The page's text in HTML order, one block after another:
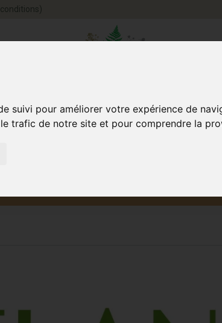
suivi pour améliorer votre expérience de
trafic de notre site et pour comprendre la